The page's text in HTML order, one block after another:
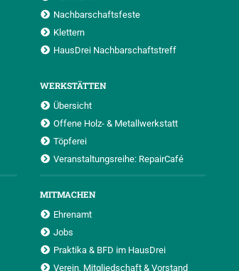
Nachbarschaftsfeste
Klettern
HausDrei Nachbarschaftstreff
WERKSTÄTTEN
Übersicht
Offene Holz- & Metallwerkstatt
Töpferei
Veranstaltungsreihe: RepairCafé
MITMACHEN
Ehrenamt
Jobs
Praktika & BFD im HausDrei
Verein, Mitgliedschaft & Vorstand